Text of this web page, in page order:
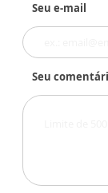
Seu e-mail
Seu